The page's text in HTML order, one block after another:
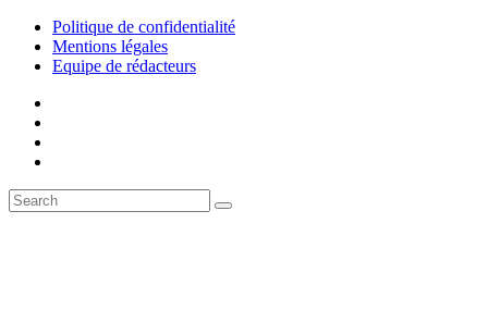
Politique de confidentialité
Mentions légales
Equipe de rédacteurs